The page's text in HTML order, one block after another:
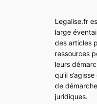
Legalise.fr
large
des articles
ressources
leurs
qu’il
de
juridiques.